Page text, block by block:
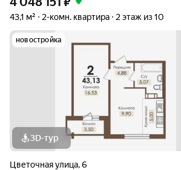
43,1 м² 2-комн. квартира 2 этаж из 10
новостройка
3D-тур
Цветочная улица,6